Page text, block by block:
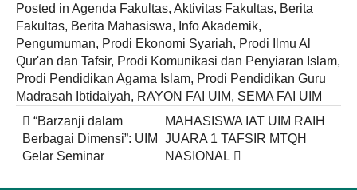
Posted in Agenda Fakultas, Aktivitas Fakultas, Berita
Fakultas, Berita Mahasiswa, Info Akademik,
Pengumuman, Prodi Ekonomi Syariah, Prodi Ilmu Al
Qur'an dan Tafsir, Prodi Komunikasi dan Penyiaran Islam,
Prodi Pendidikan Agama Islam, Prodi Pendidikan Guru
Madrasah Ibtidaiyah, RAYON FAI UIM, SEMA FAI UIM
Post
navigation
“Barzanji dalam
Berbagai Dimensi”: UIM
Gelar Seminar
MAHASISWA IAT UIM RAIH
JUARA 1 TAFSIR MTQH
NASIONAL